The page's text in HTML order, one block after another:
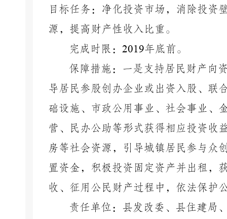
目标任务：净化投资市场，消除投资
源，提高财产性收入比重。
完成时限： 2019年底前。
保障措施：一是支持居民财产向
导居民参股创办企业或出资入股、联
础设施、市政公用事业、社会事业、
营、民办公助等形式获得相应投资收
房等社会资源，引导城镇居民参与众
置资金，积极投资固定资产并出租，
收、征用公民财产过程中，依法保护
责任单位：县发改委、县住建局